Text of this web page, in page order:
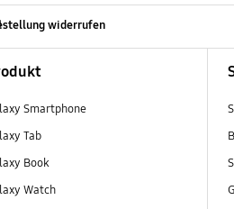
widerrufen
Smartphone
Tab
Book
Watch